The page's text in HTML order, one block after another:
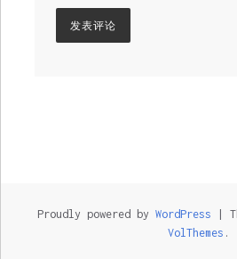
Proudly powered by WordPress
VolThemes .